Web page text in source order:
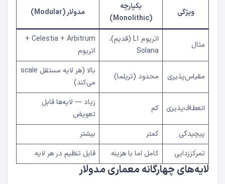
ویژگی
یکپارچه
(Monolithic)
مدولار (Modular)
مثال
اتریوم L1 (قدیم)،
Solana
Celestia + Arbitrum +
اتریوم
مقیاس‌پذیری محدود (تریلما)
بالا (هر لایه مستقل scale
می‌کند)
انعطاف‌پذیری کم
زیاد — لایه‌ها قابل
تعویض
پیچیدگی
کمتر
بیشتر
تمرکززدایی
کامل اما با هزینه قابل تنظیم در هر لایه
لایه‌های چهارگانه معماری مدولار